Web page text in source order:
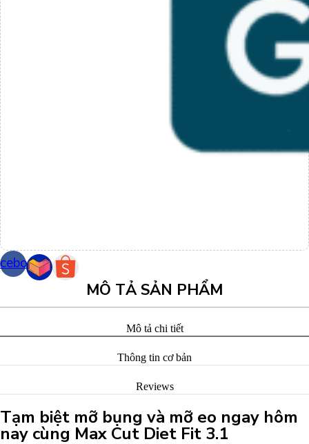
MÔ TẢ SẢN PHẨM
Mô tả chi tiết
Thông tin cơ bản
Reviews
Tạm biệt mỡ bụng và mỡ eo ngay hôm
nay cùng Max Cut Diet Fit 3.1